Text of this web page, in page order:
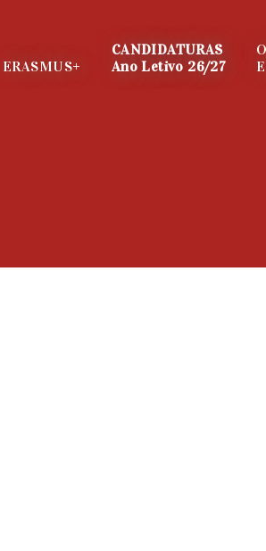
ERASMUS+
CANDIDATURAS
Ano Letivo 26/27